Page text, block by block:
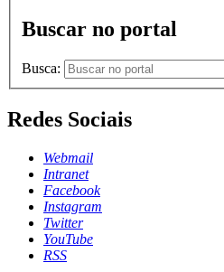
Buscar no portal
Busca:
Redes Sociais
Webmail
Intranet
Facebook
Instagram
Twitter
YouTube
RSS